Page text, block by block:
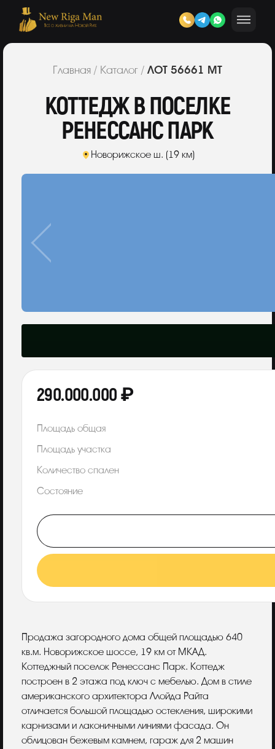
Главная / Каталог / ЛОТ 56661 МТ
КОТТЕДЖ В ПОСЕЛКЕ
РЕНЕССАНС ПАРК
Новорижское ш. (19 км)
290.000.000 ₽
Площадь общая
Площадь участка
Количество спален
Состояние
Описание
Продажа загородного дома общей площадью 640
кв.м. Новорижское шоссе, 19 км от МКАД.
Коттеджный поселок Ренессанс Парк. Коттедж
построен в 2 этажа под ключ с мебелью. Дом в стиле
американского архитектора Ллойда Райта
отличается большой площадью остекления, широкими
карнизами и лаконичными линиями фасада. Он
облицован бежевым камнем, гараж для 2 машин